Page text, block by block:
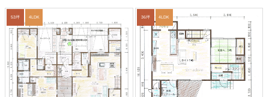
53坪 4LDK 36坪 4LDK